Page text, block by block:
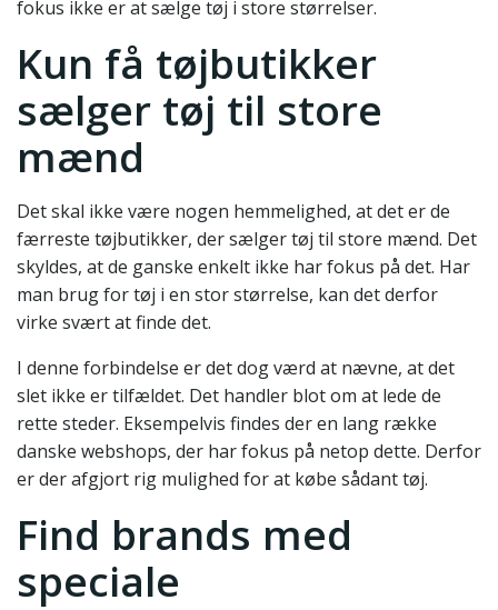
fokus ikke er at sælge tøj i store størrelser.
Kun få tøjbutikker
sælger tøj til store
mænd
Det skal ikke være nogen hemmelighed, at det er de
færreste tøjbutikker, der sælger tøj til store mænd. Det
skyldes, at de ganske enkelt ikke har fokus på det. Har
man brug for tøj i en stor størrelse, kan det derfor
virke svært at finde det.
I denne forbindelse er det dog værd at nævne, at det
slet ikke er tilfældet. Det handler blot om at lede de
rette steder. Eksempelvis findes der en lang række
danske webshops, der har fokus på netop dette. Derfor
er der afgjort rig mulighed for at købe sådant tøj.
Find brands med
speciale